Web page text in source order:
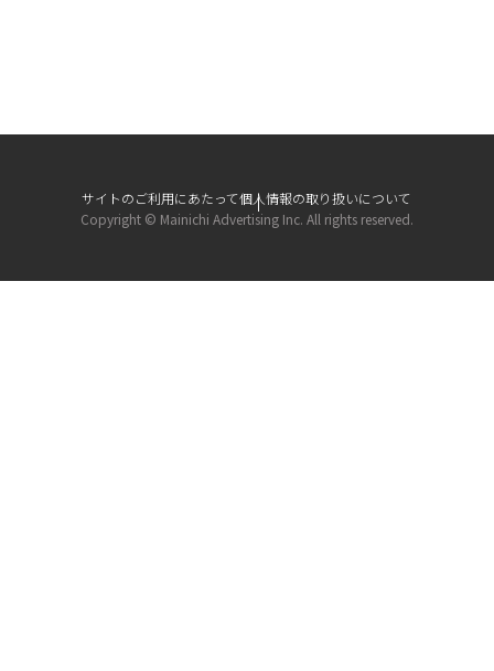
Copyright © Mainichi Advertising Inc. All rights reserved.
サイトのご利用にあたって個人情報の取り扱いについて